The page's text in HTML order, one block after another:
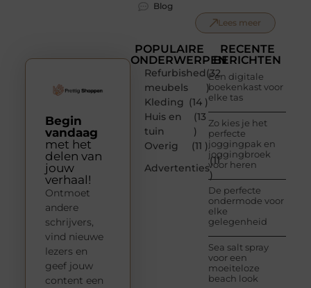
Blog
Lees meer
POPULAIRE
ONDERWERPEN
Refurbished
meubels
(32
)
Kleding (14 )
Huis en
tuin
(13
)
Overig
(11 )
Advertenties
(11
)
RECENTE
BERICHTEN
Een digitale
boekenkast voor
elke tas
Zo kies je het
perfecte
joggingpak en
joggingbroek
voor heren
De perfecte
ondermode voor
elke
gelegenheid
Sea salt spray
voor een
moeiteloze
beach look
Begin
vandaag
met het
delen van
jouw
verhaal!
Ontmoet
andere
schrijvers,
vind nieuwe
lezers en
geef jouw
content een